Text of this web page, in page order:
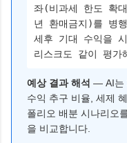
좌(비과세 한도 확
년 환매금지)를 병
세후 기대 수익을
리스크도 같이 평
예상 결과 해석 — AI는
수익 추구 비율, 세제
폴리오 배분 시나리오
을 비교합니다.